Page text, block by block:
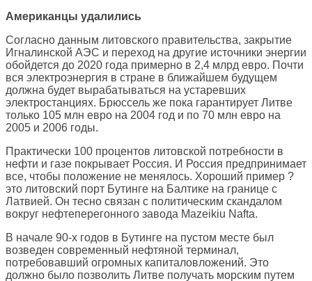
Американцы удалились
Согласно данным литовского правительства, закрытие
Игналинской АЭС и переход на другие источники энергии
обойдется до 2020 года примерно в 2,4 млрд евро. Почти
вся электроэнергия в стране в ближайшем будущем
должна будет вырабатываться на устаревших
электростанциях. Брюссель же пока гарантирует Литве
только 105 млн евро на 2004 год и по 70 млн евро на
2005 и 2006 годы.
Практически 100 процентов литовской потребности в
нефти и газе покрывает Россия. И Россия предпринимает
все, чтобы положение не менялось. Хороший пример ?
это литовский порт Бутинге на Балтике на границе с
Латвией. Он тесно связан с политическим скандалом
вокруг нефтеперегонного завода Mazeikiu Nafta.
В начале 90-х годов в Бутинге на пустом месте был
возведен современный нефтяной терминал,
потребовавший огромных капиталовложений. Это
должно было позволить Литве получать морским путем